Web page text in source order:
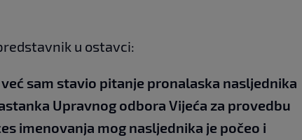
u ostavci:
sam stavio pitanje pronalaska nasljednika
Upravnog odbora Vijeća za provedbu
imenovanja mog nasljednika je počeo i